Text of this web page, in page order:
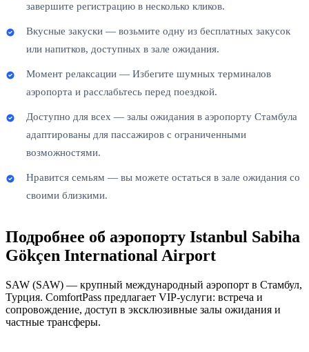
завершите регистрацию в несколько кликов.
Вкусные закуски — возьмите одну из бесплатных закусок
или напитков, доступных в зале ожидания.
Момент релаксации — Избегите шумных терминалов
аэропорта и расслабьтесь перед поездкой.
Доступно для всех — залы ожидания в аэропорту Стамбула
адаптированы для пассажиров с ограниченными
возможностями.
Нравится семьям — вы можете остаться в зале ожидания со
своими близкими.
Подробнее об аэропорту Istanbul Sabiha
Gökçen International Airport
SAW (SAW) — крупный международный аэропорт в Стамбул,
Турция. ComfortPass предлагает VIP-услуги: встреча и
сопровождение, доступ в эксклюзивные залы ожидания и
частные трансферы.